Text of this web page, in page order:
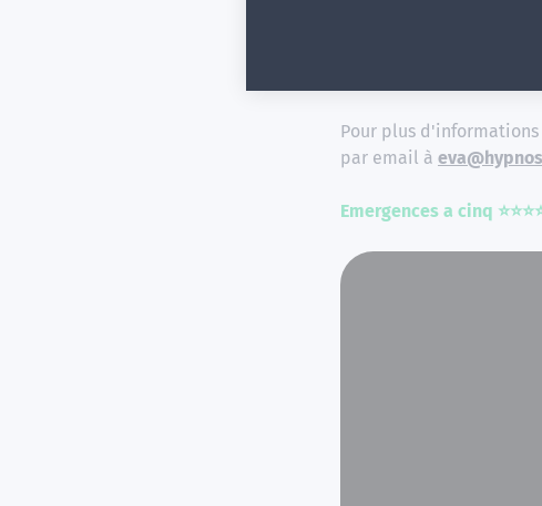
Pour plus d'informations
par email à
Emergences a cinq